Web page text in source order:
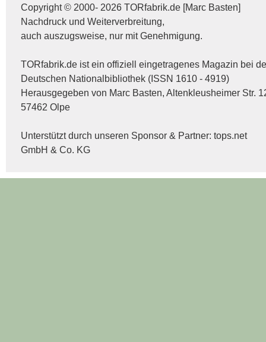
Copyright © 2000- 2026 TORfabrik.de [Marc Basten]
Nachdruck und Weiterverbreitung,
auch auszugsweise, nur mit Genehmigung.
TORfabrik.de ist ein offiziell eingetragenes Magazin bei
Deutschen Nationalbibliothek (ISSN 1610 - 4919)
Herausgegeben von Marc Basten, Altenkleusheimer Str.
57462 Olpe
Unterstützt durch unseren Sponsor & Partner: tops.net
GmbH & Co. KG